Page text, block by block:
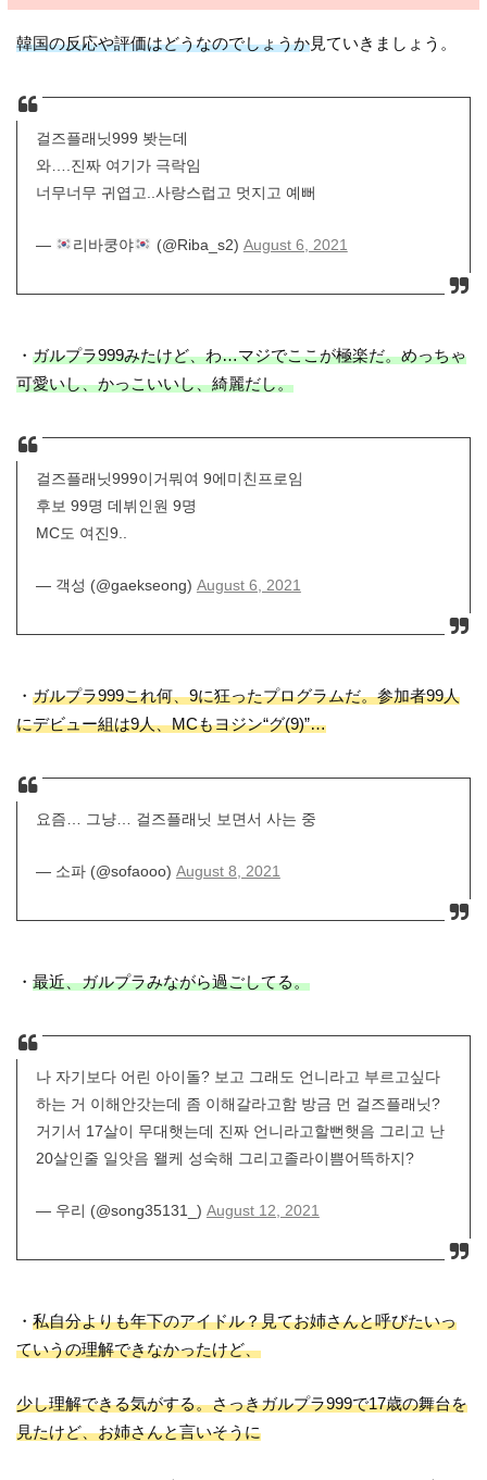
韓国の反応や評価はどうなのでしょうか見ていきましょう。
걸즈플래닛999 봣는데
와….진짜 여기가 극락임
너무너무 귀엽고..사랑스럽고 멋지고 예뻐
— 리바쿵야 (@Riba_s2) August 6, 2021
・ガルプラ999みたけど、わ…マジでここが極楽だ。めっちゃ
可愛いし、かっこいいし、綺麗だし。
걸즈플래닛999이거뭐여 9에미친프로임
후보 99명 데뷔인원 9명
MC도 여진9..
— 객성 (@gaekseong) August 6, 2021
・ガルプラ999これ何、9に狂ったプログラムだ。参加者99人
にデビュー組は9人、MCもヨジン“グ(9)”…
요즘… 그냥… 걸즈플래닛 보면서 사는 중
— 소파 (@sofaooo) August 8, 2021
・最近、ガルプラみながら過ごしてる。
나 자기보다 어린 아이돌? 보고 그래도 언니라고 부르고싶다
하는 거 이해안갓는데 좀 이해갈라고함 방금 먼 걸즈플래닛?
거기서 17살이 무대햇는데 진짜 언니라고할뻔햇음 그리고 난
20살인줄 일앗음 왤케 성숙해 그리고졸라이쁨어뜩하지?
— 우리 (@song35131_) August 12, 2021
・私自分よりも年下のアイドル？見てお姉さんと呼びたいっ
ていうの理解できなかったけど、
少し理解できる気がする。さっきガルプラ999で17歳の舞台を
見たけど、お姉さんと言いそうに